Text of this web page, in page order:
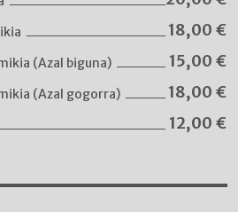
18,00 €
(Azal biguna) 15,00 €
(Azal gogorra) 18,00 €
12,00 €